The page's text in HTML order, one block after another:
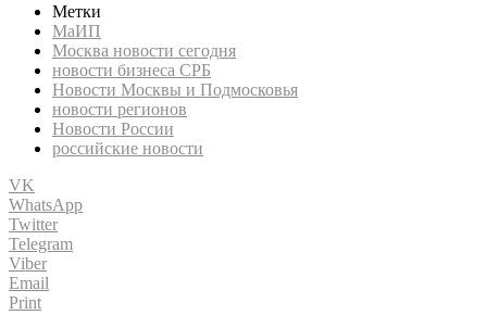
Метки
МаИП
Москва новости сегодня
новости бизнеса СРБ
Новости Москвы и Подмосковья
новости регионов
Новости России
российские новости
VK
WhatsApp
Twitter
Telegram
Viber
Email
Print